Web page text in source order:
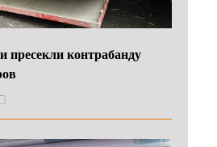
пресекли контрабанду